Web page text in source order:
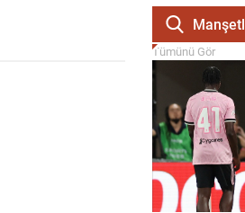
Tümünü Gör